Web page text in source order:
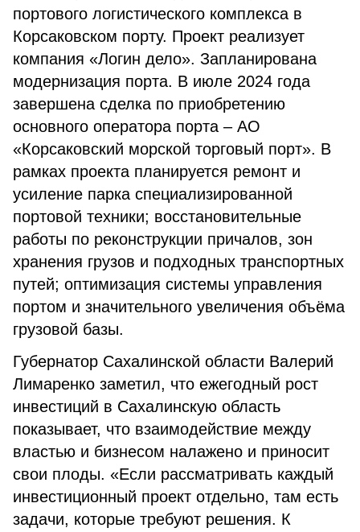
портового логистического комплекса в
Корсаковском порту. Проект реализует
компания «Логин дело». Запланирована
модернизация порта. В июле 2024 года
завершена сделка по приобретению
основного оператора порта – АО
«Корсаковский морской торговый порт». В
рамках проекта планируется ремонт и
усиление парка специализированной
портовой техники; восстановительные
работы по реконструкции причалов, зон
хранения грузов и подходных транспортных
путей; оптимизация системы управления
портом и значительного увеличения объёма
грузовой базы.
Губернатор Сахалинской области Валерий
Лимаренко заметил, что ежегодный рост
инвестиций в Сахалинскую область
показывает, что взаимодействие между
властью и бизнесом налажено и приносит
свои плоды. «Если рассматривать каждый
инвестиционный проект отдельно, там есть
задачи, которые требуют решения. К